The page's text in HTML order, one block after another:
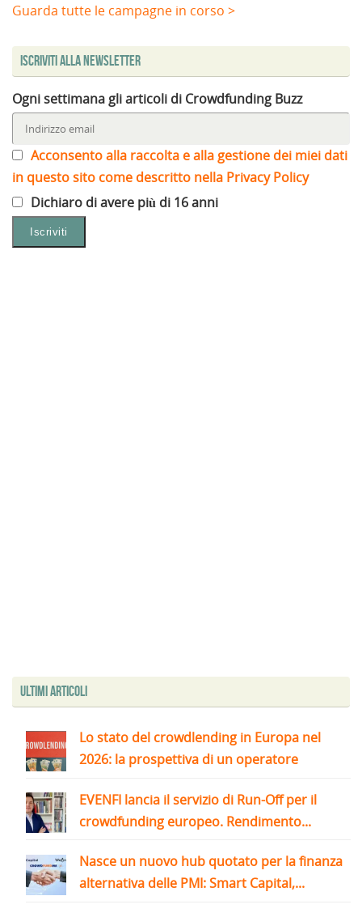
Guarda tutte le campagne in corso >
Iscriviti alla Newsletter
Ogni settimana gli articoli di Crowdfunding Buzz
Acconsento alla raccolta e alla gestione dei miei dati
in questo sito come descritto nella Privacy Policy
Dichiaro di avere più di 16 anni
Ultimi articoli
Lo stato del crowdlending in Europa nel
2026: la prospettiva di un operatore
EVENFI lancia il servizio di Run-Off per il
crowdfunding europeo. Rendimento...
Nasce un nuovo hub quotato per la finanza
alternativa delle PMI: Smart Capital,...